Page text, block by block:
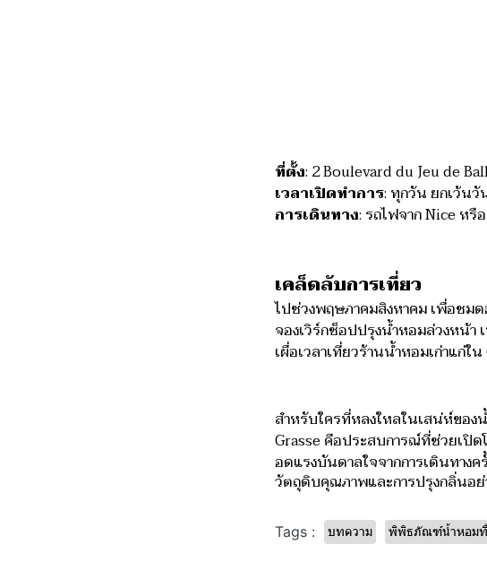
ที่ตั้ง: 2 Boulevard du Jeu de
เวลาเปิดทำการ: ทุกวัน ยกเว้น
การเดินทาง: รถไฟจาก Nice หรื
เคล็ดลับการเที่ยว
ไปช่วงพฤษภาคมสิงหาคม เพื่อช
จองเวิร์กช็อปปรุงน้ำหอมล่วงหน้า
เผื่อเวลาเที่ยวร้านน้ำหอมเก่าแก่
สำหรับใครที่หลงใหลในเสน่ห์ของ
Grasse คือประสบการณ์ที่ช่วยเปิ
อดแรงบันดาลใจจากการเดินทาง
วัตถุดิบคุณภาพและการปรุงกลิ่นอ
Tags : บทความ พิพิธภัณฑ์น้ำหอม